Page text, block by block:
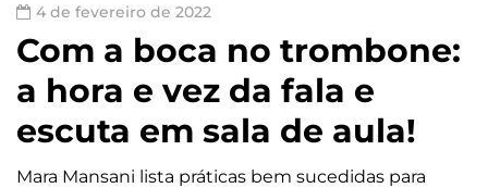
4 de fevereiro de 2022
Com a boca no trombone:
a hora e vez da fala e
escuta em sala de aula!
Mara Mansani lista práticas bem sucedidas para